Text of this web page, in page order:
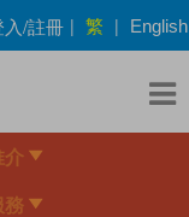
入/註冊 | 繁 | English
介
務